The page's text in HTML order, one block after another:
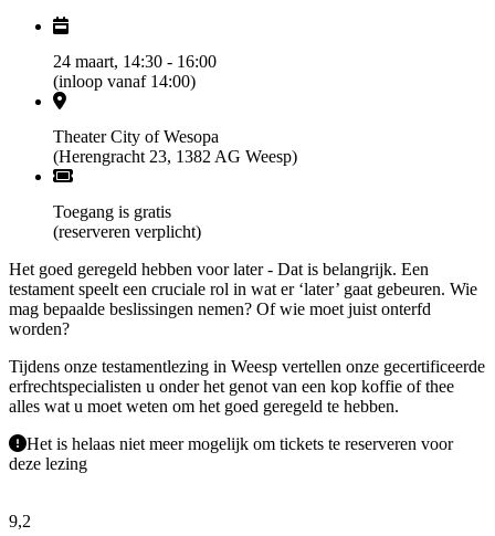
24 maart, 14:30 - 16:00
(inloop vanaf 14:00)
Theater City of Wesopa
(Herengracht 23, 1382 AG Weesp)
Toegang is gratis
(reserveren verplicht)
Het goed geregeld hebben voor later - Dat is belangrijk. Een
testament speelt een cruciale rol in wat er ‘later’ gaat gebeuren. Wie
mag bepaalde beslissingen nemen? Of wie moet juist onterfd
worden?
Tijdens onze testamentlezing in Weesp vertellen onze gecertificeerde
erfrechtspecialisten u onder het genot van een kop koffie of thee
alles wat u moet weten om het goed geregeld te hebben.
Het is helaas niet meer mogelijk om tickets te reserveren voor
deze lezing
9,2